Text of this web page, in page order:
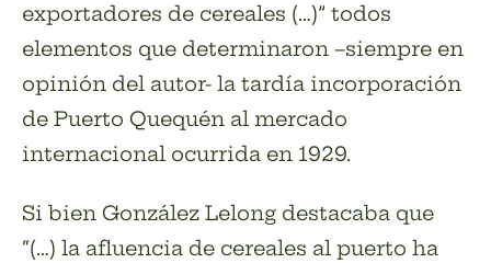
exportadores de cereales (…)” todos
elementos que determinaron –siempre en
opinión del autor- la tardía incorporación
de Puerto Quequén al mercado
internacional ocurrida en 1929.
Si bien González Lelong destacaba que
“(…) la afluencia de cereales al puerto ha